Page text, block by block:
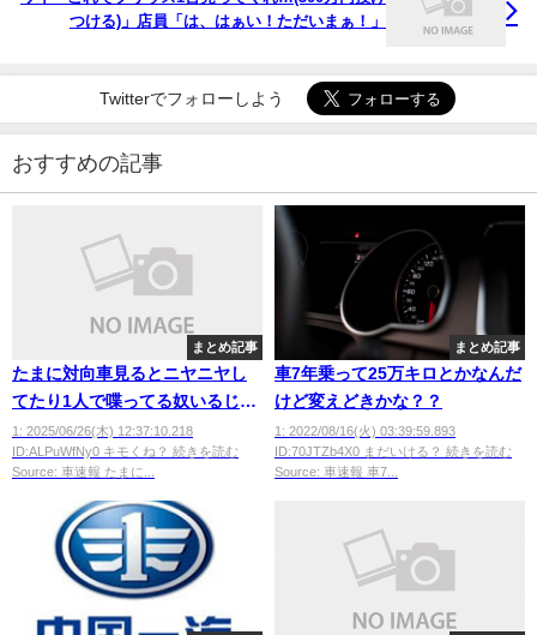
つける)」店員「は、はぁい！ただいまぁ！」
Twitterでフォローしよう
おすすめの記事
まとめ記事
たまに対向車見るとニヤニヤし
てたり1人で喋ってる奴いるじゃ
ん
1: 2025/06/26(木) 12:37:10.218
ID:ALPuWfNy0 キモくね？ 続きを読む
Source: 車速報 たまに...
まとめ記事
車7年乗って25万キロとかなんだ
けど変えどきかな？？
1: 2022/08/16(火) 03:39:59.893
ID:70JTZb4X0 まだいける？ 続きを読む
Source: 車速報 車7...